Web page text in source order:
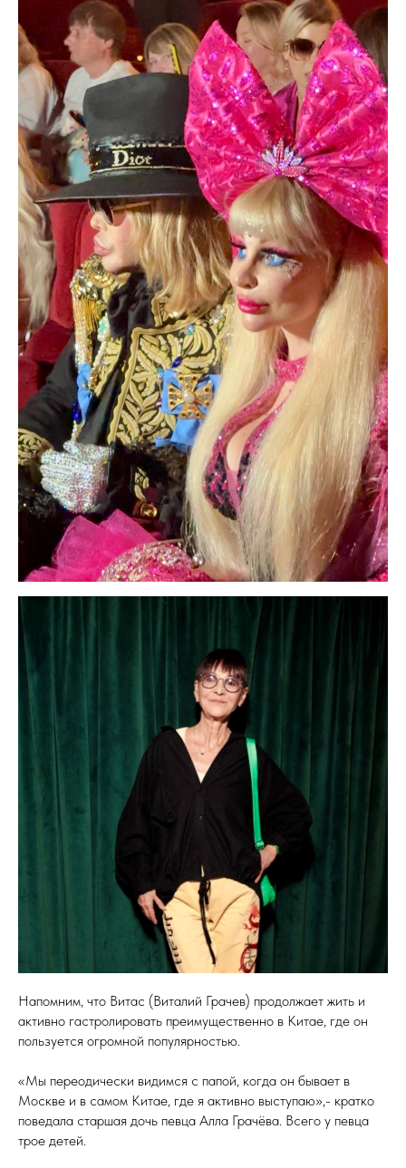
Напомним, что Витас (Виталий Грачев) продолжает жить и
активно гастролировать преимущественно в Китае, где он
пользуется огромной популярностью.
«Мы переодически видимся с папой, когда он бывает в
Москве и в самом Китае, где я активно выступаю»,- кратко
поведала старшая дочь певца Алла Грачёва. Всего у певца
трое детей.